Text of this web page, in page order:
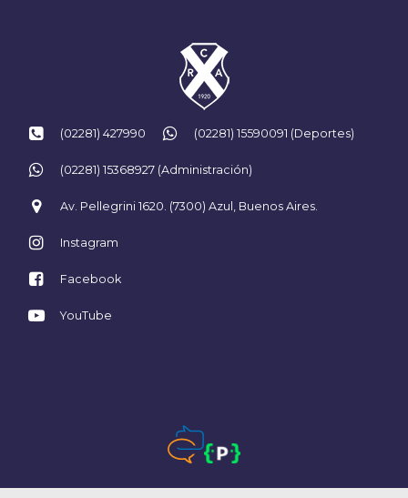
(02281) 427990 (02281) 15590091 (Deportes)
(02281) 15368927 (Administración)
Av. Pellegrini 1620. (7300) Azul, Buenos Aires.
Instagram
Facebook
YouTube